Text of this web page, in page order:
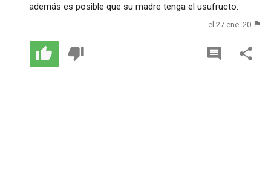
además es posible que su madre tenga el usufructo.
el 27 ene. 20